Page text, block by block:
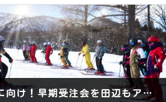
2018に向け！早期受注会を田辺もアテンドしてます！！